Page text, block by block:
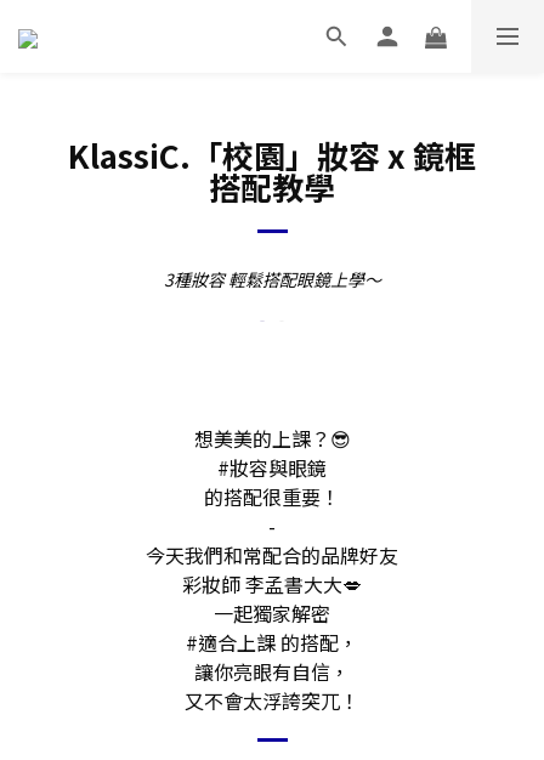
KlassiC. 「校園」妝容 x 鏡框
搭配教學
3種妝容 輕鬆搭配眼鏡上學～
想美美的上課？😎
#妝容與眼鏡
的搭配很重要！
-
今天我們和常配合的品牌好友
彩妝師 李孟書大大💋
一起獨家解密
#適合上課 的搭配，
讓你亮眼有自信，
又不會太浮誇突兀！